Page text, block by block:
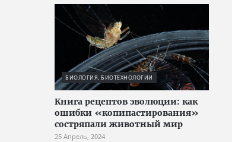
БИОЛОГИЯ, БИОТЕХНОЛОГИИ
Книга рецептов эволюции: как
ошибки «копипастирования»
состряпали животный мир
25 Апрель, 2024